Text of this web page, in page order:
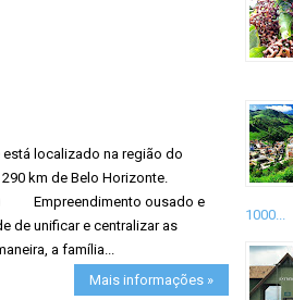
está localizado na região do
km de Belo Horizonte.
Empreendimento ousado e
de unificar e centralizar as
a família...
Mais informações »
1000...